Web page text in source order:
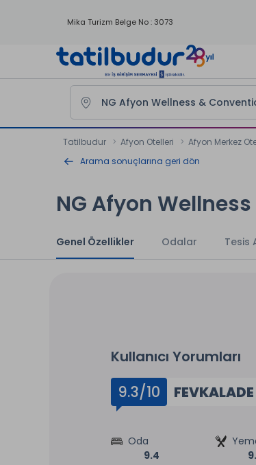
Mika Turizm Belge No : 3073
Tatilbudur Afyon Otelleri Afyon Merkez
Arama sonuçlarına geri dön
NG Afyon
Genel Özellikler Odalar Tesis
Kullanıcı Yorumları
9.3/10 FEVKALADE
Oda
9.4